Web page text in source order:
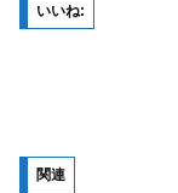
いいね:
関連